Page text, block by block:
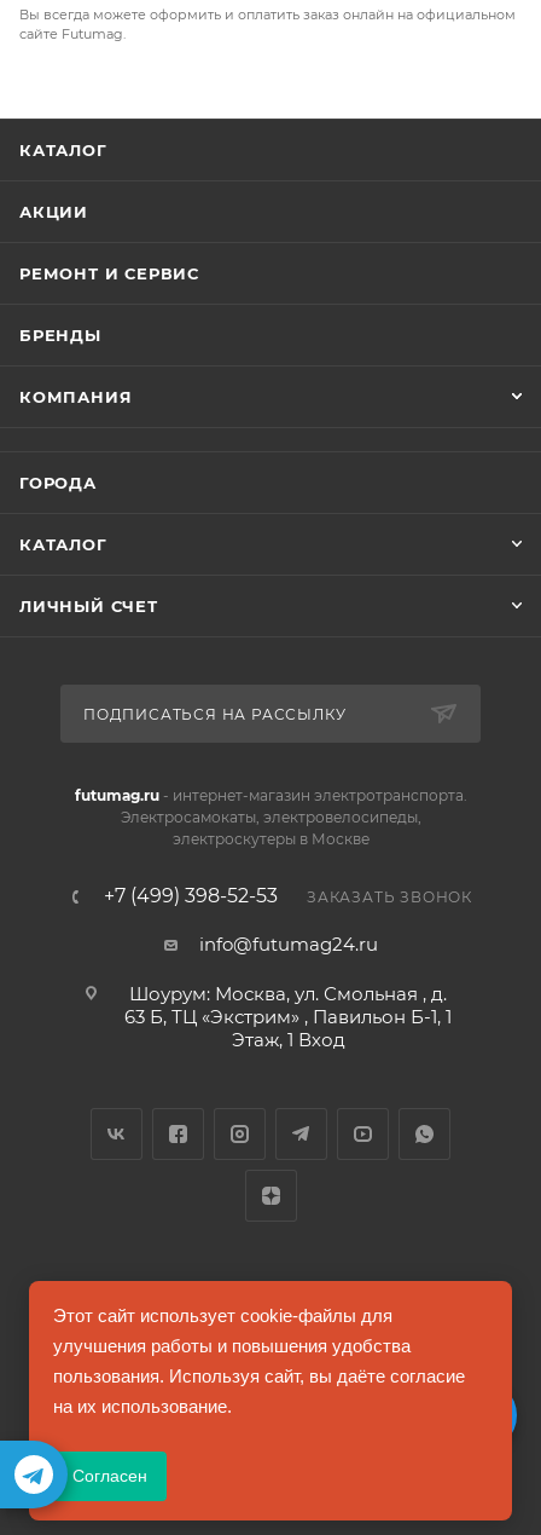
Вы всегда можете оформить и оплатить заказ онлайн на официальном
сайте Futumag.
КАТАЛОГ
АКЦИИ
РЕМОНТ И СЕРВИС
БРЕНДЫ
КОМПАНИЯ
ГОРОДА
КАТАЛОГ
ЛИЧНЫЙ СЧЕТ
ПОДПИСАТЬСЯ НА РАССЫЛКУ
futumag.ru- интернет-магазин электротранспорта.
Электросамокаты, электровелосипеды,
электроскутеры в Москве
+7 (499) 398-52-53 ЗАКАЗАТЬ ЗВОНОК
info@futumag24.ru
Шоурум: Москва, ул. Смольная , д.
63 Б, ТЦ «Экстрим» , Павильон Б-1, 1
Этаж, 1 Вход
2026 © FUTUMAG.RU
Информация на сайте не является публичной офертой
Этот сайт использует cookie-файлы для
улучшения работы и повышения удобства
пользования. Используя сайт, вы даёте согласие
на их использование.
Согласен